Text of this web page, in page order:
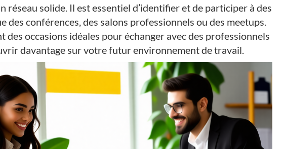
réseau solide. Il est essentiel d’identifier et de participer à des
des conférences, des salons professionnels ou des meetups.
des occasions idéales pour échanger avec des professionnels
davantage sur votre futur environnement de travail.